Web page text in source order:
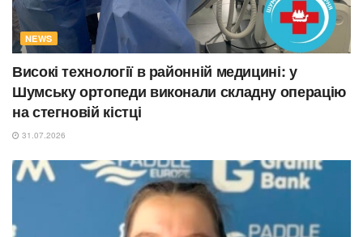
NEWS
Високі технології в районній медицині: у
Шумську ортопеди виконали складну операцію
на стегновій кістці
31.07.2026